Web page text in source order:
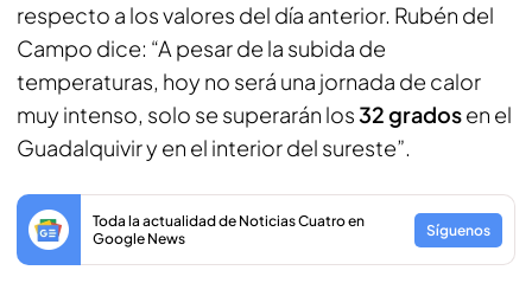
respecto a los valores del día anterior. Rubén del
Campo dice: “A pesar de la subida de
temperaturas, hoy no será una jornada de calor
muy intenso, solo se superarán los32 gradosen el
Guadalquivir y en el interior del sureste”.
Toda la actualidad de Noticias Cuatro en
Google News
Síguenos